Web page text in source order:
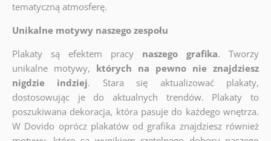
tematyczną atmosferę.
Unikalne motywy naszego zespołu
Plakaty są efektem pracy
naszego grafika. Tworzy
unikalne motywy, których na pewno nie znajdziesz
nigdzie indziej. Stara się aktualizować plakaty,
dostosowując je do aktualnych trendów. Plakaty to
poszukiwana dekoracja, która pasuje do każdego wnętrza.
W Dovido oprócz plakatów od grafika znajdziesz również